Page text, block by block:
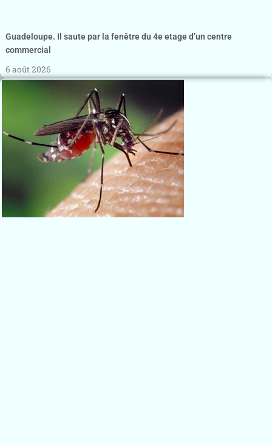
Guadeloupe. Il saute par la fenêtre du 4e etage d’un centre
commercial
6 août 2026